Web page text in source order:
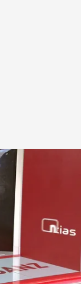
la isla del
medios